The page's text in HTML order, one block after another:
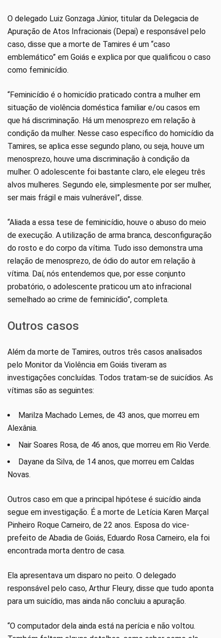
O delegado Luiz Gonzaga Júnior, titular da Delegacia de
Apuração de Atos Infracionais (Depai) e responsável pelo
caso, disse que a morte de Tamires é um “caso
emblemático” em Goiás e explica por que qualificou o caso
como feminicídio.
“Feminicídio é o homicídio praticado contra a mulher em
situação de violência doméstica familiar e/ou casos em
que há discriminação. Há um menosprezo em relação à
condição da mulher. Nesse caso específico do homicídio da
Tamires, se aplica esse segundo plano, ou seja, houve um
menosprezo, houve uma discriminação à condição da
mulher. O adolescente foi bastante claro, ele elegeu três
alvos mulheres. Segundo ele, simplesmente por ser mulher,
ser mais frágil e mais vulnerável”, disse.
“Aliada a essa tese de feminicídio, houve o abuso do meio
de execução. A utilização de arma branca, desconfiguração
do rosto e do corpo da vítima. Tudo isso demonstra uma
relação de menosprezo, de ódio do autor em relação à
vítima. Daí, nós entendemos que, por esse conjunto
probatório, o adolescente praticou um ato infracional
semelhado ao crime de feminicídio”, completa.
Outros casos
Além da morte de Tamires, outros três casos analisados
pelo Monitor da Violência em Goiás tiveram as
investigações concluídas. Todos tratam-se de suicídios. As
vítimas são as seguintes:
Marilza Machado Lemes, de 43 anos, que morreu em
Alexânia.
Nair Soares Rosa, de 46 anos, que morreu em Rio Verde.
Dayane da Silva, de 14 anos, que morreu em Caldas
Novas.
Outros caso em que a principal hipótese é suicídio ainda
segue em investigação. É a morte de Letícia Karen Marçal
Pinheiro Roque Carneiro, de 22 anos. Esposa do vice-
prefeito de Abadia de Goiás, Eduardo Rosa Carneiro, ela foi
encontrada morta dentro de casa.
Ela apresentava um disparo no peito. O delegado
responsável pelo caso, Arthur Fleury, disse que tudo aponta
para um suicídio, mas ainda não concluiu a apuração.
“O computador dela ainda está na perícia e não voltou.